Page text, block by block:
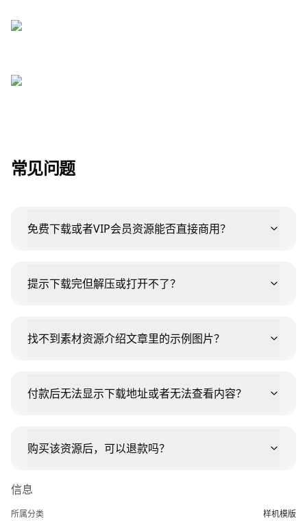
常见问题
免费下载或者VIP会员资源能否直接商用？
提示下载完但解压或打开不了？
找不到素材资源介绍文章里的示例图片？
付款后无法显示下载地址或者无法查看内容？
购买该资源后，可以退款吗？
信息
所属分类
样机模版